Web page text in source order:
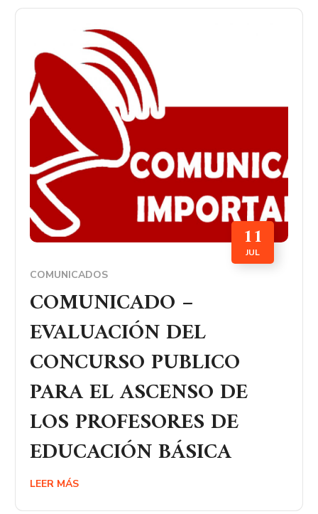
11
JUL
COMUNICADOS
COMUNICADO –
EVALUACIÓN DEL
CONCURSO PUBLICO
PARA EL ASCENSO DE
LOS PROFESORES DE
EDUCACIÓN BÁSICA
LEER MÁS